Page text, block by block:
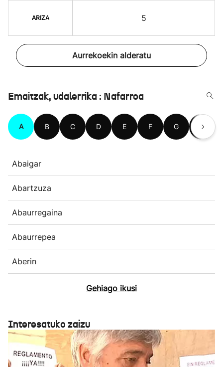
ARIZA 5
Aurrekoekin alderatu
Emaitzak, udalerrika : Nafarroa
A B C D E F G H
Abaigar
Abartzuza
Abaurregaina
Abaurrepea
Aberin
Gehiago ikusi
Interesatuko zaizu